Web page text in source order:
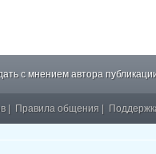
с мнением автора
Правила общения